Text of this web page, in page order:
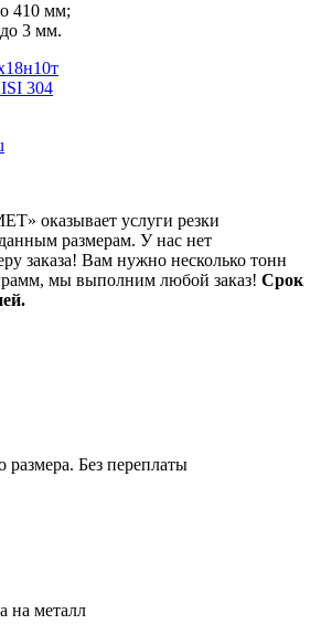
410 мм;
3 мм.
304
оказывает услуги резки
размерам. У нас нет
заказа! Вам нужно несколько тонн
мы выполним любой заказ! Срок
размера. Без переплаты
на металл